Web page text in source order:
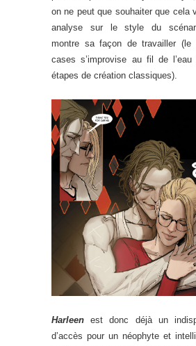
on ne peut que souhaiter que cela
analyse sur le style du
montre sa façon de travailler (le
cases s’improvise au fil de l’eau
étapes de création classiques).
Harleen est donc déjà un
d’accès pour un néophyte et